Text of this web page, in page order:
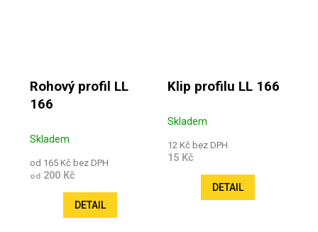
Rohový profil LL
166
Skladem
od 165 Kč bez DPH
od200 Kč
DETAIL
Klip profilu LL 166
Skladem
12 Kč bez DPH
15 Kč
DETAIL